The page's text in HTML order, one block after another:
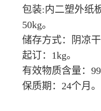
包装:内二塑外纸
50kg。
储存方式：阴凉
起订：1kg。
有效物质含量：
保质期：24个月。